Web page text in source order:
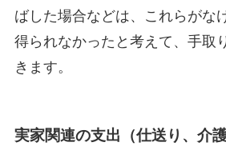
ばした場合などは、これらがな
得られなかったと考えて、手取
きます。
実家関連の支出（仕送り、介護